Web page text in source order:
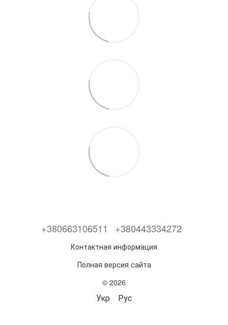
+380663106511 +380443334272
Контактная информация
Полная версия сайта
© 2026
Укр Рус